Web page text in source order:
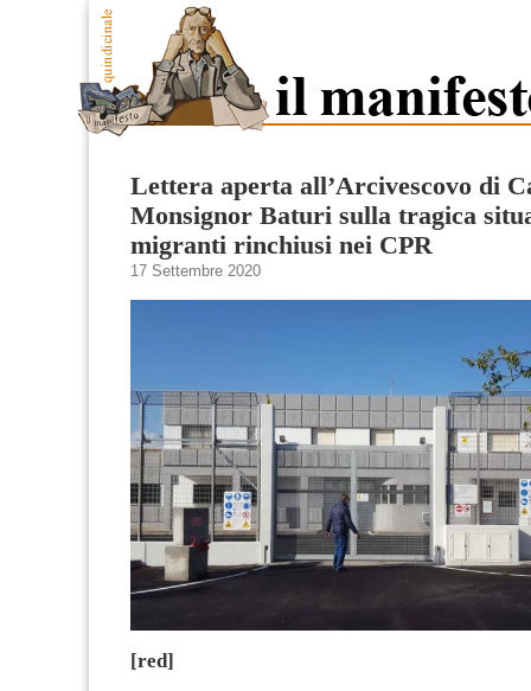
Lettera aperta all’Arcivescovo di
Monsignor Baturi sulla tragica
migranti rinchiusi nei CPR
17 Settembre 2020
[red]